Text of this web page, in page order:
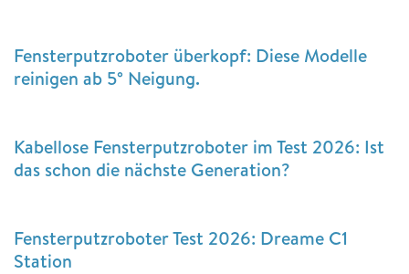
Fensterputzroboter überkopf: Diese Modelle
reinigen ab 5° Neigung.
Kabellose Fensterputzroboter im Test 2026: Ist
das schon die nächste Generation?
Fensterputzroboter Test 2026: Dreame C1
Station